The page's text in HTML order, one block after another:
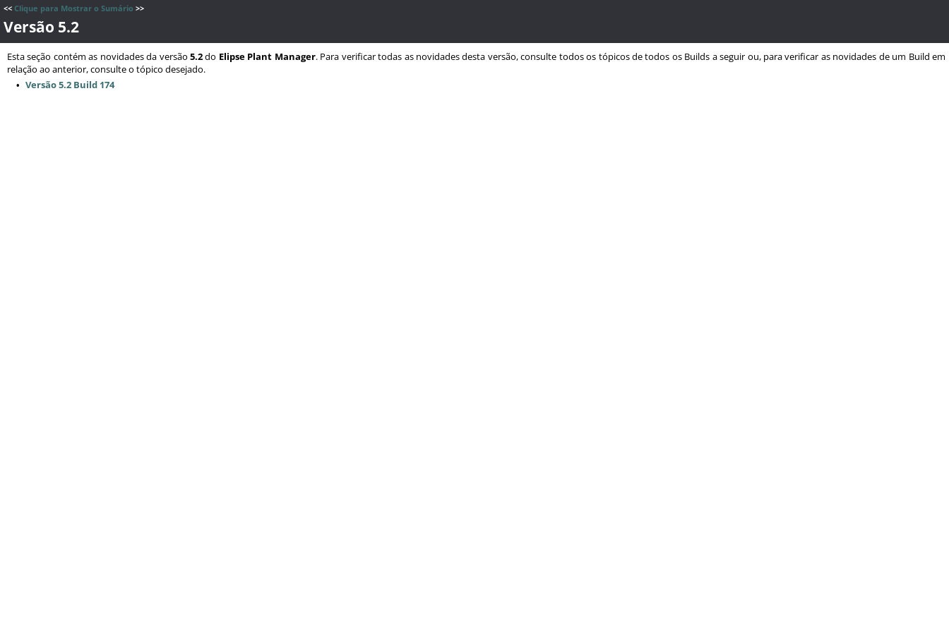
<< Clique para Mostrar o Sumário >>
Versão 5.2
Esta seção contém as novidades da versão5.2do Elipse Plant Manager. Para verificar todas as novidades desta versão, consulte todos os tópicos de todos os Builds a seguir ou, para verificar as novidades de um Build em
relação ao anterior, consulte o tópico desejado.
• Versão 5.2 Build 174